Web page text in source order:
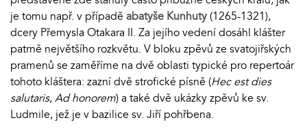
je tomu např. v případěabatyše Kunhuty(1265-1321),
dcery Přemysla Otakara II. Za jejího vedení dosáhl klášter
patrně největšího rozkvětu. V bloku zpěvů ze svatojiřských
pramenů se zaměříme na dvě oblasti typické pro repertoár
tohoto kláštera: zazní dvě strofické písně (Hec est dies
salutaris,Ad honorem) a také dvě ukázky zpěvů ke sv.
Ludmile, jež je v bazilice sv. Jiří pohřbena.